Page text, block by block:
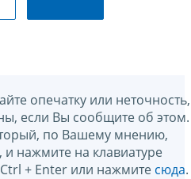
опечатку или неточность,
если Вы сообщите об этом.
по Вашему мнению,
нажмите на клавиатуре
+ Enter или нажмите сюда.